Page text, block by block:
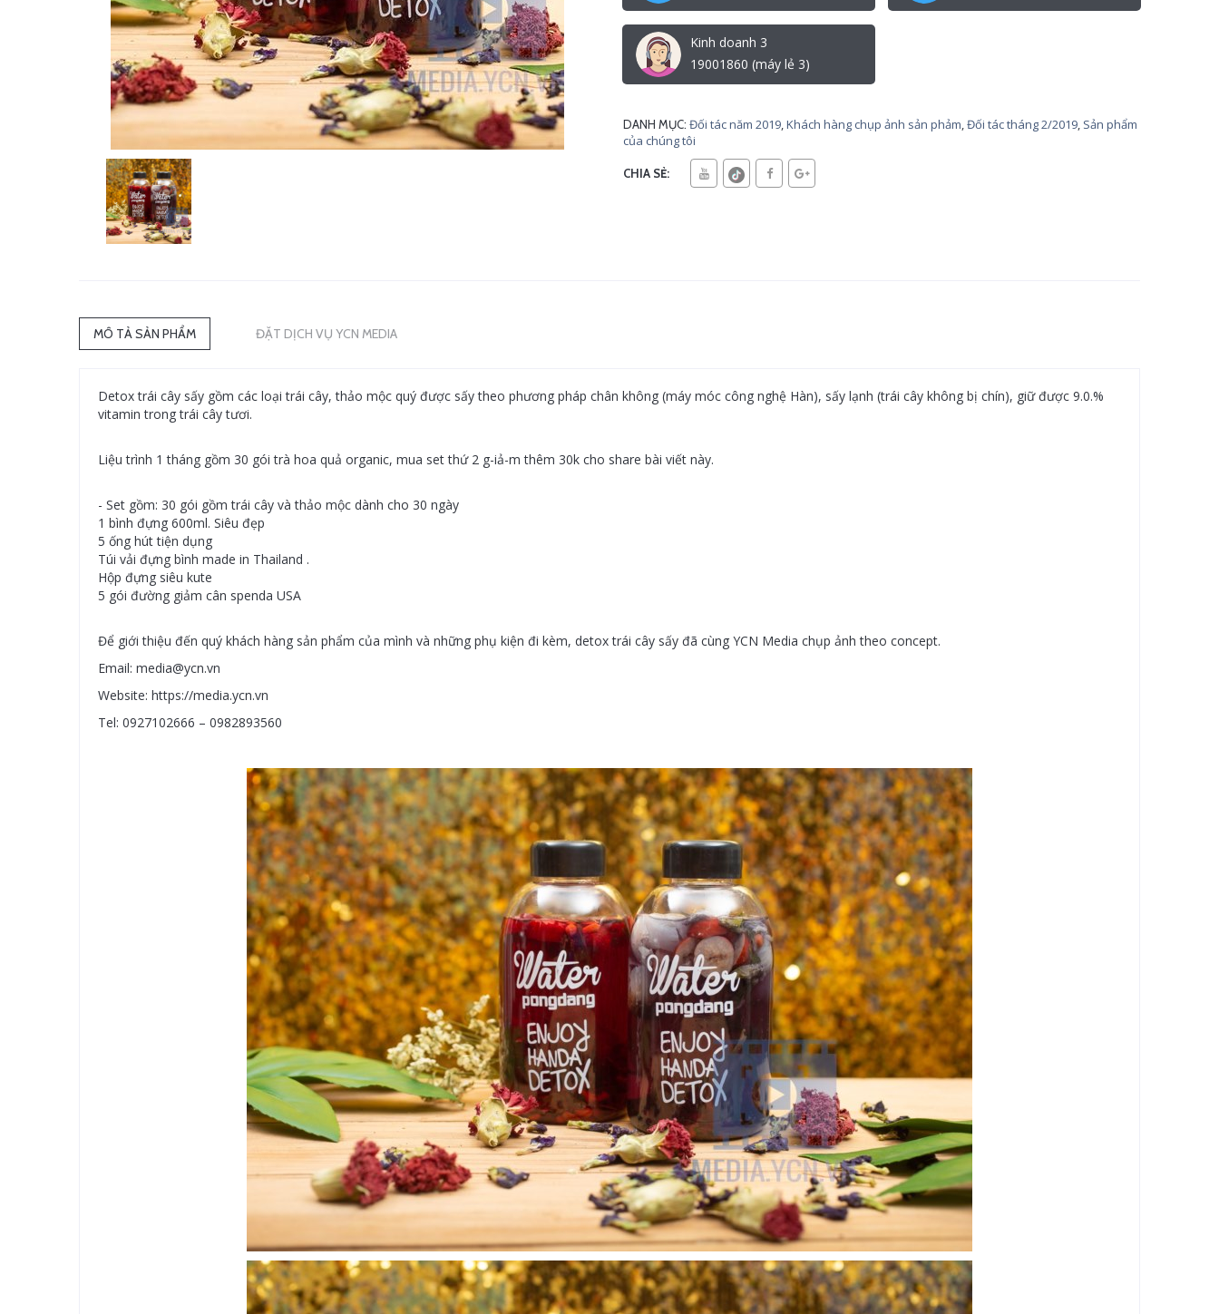
Kinh doanh 3
19001860 (máy lẻ 3)
DANH MỤC: Đối tác năm 2019,Khách hàng chụp ảnh sản phảm,Đối tác tháng 2/2019, Sản phẩm
của chúng tôi
CHIA SẺ:
MÔ TẢ SẢN PHẨM ĐẶT DỊCH VỤ YCN MEDIA
Detox trái cây sấy gồm các loại trái cây, thảo mộc quý được sấy theo phương pháp chân không (máy móc công nghệ Hàn), sấy lạnh (trái cây không bị chín), giữ được 9.0.%
vitamin trong trái cây tươi.
Liệu trình 1 tháng gồm 30 gói trà hoa quả organic, mua set thứ 2 g-iả-m thêm 30k cho share bài viết này.
- Set gồm: 30 gói gồm trái cây và thảo mộc dành cho 30 ngày
1 bình đựng 600ml. Siêu đẹp
5 ống hút tiện dụng
Túi vải đựng bình made in Thailand .
Hộp đựng siêu kute
5 gói đường giảm cân spenda USA
Để giới thiệu đến quý khách hàng sản phẩm của mình và những phụ kiện đi kèm, detox trái cây sấy đã cùng YCN Media chụp ảnh theo concept.
Email: media@ycn.vn
Website: https://media.ycn.vn
Tel: 0927102666 – 0982893560